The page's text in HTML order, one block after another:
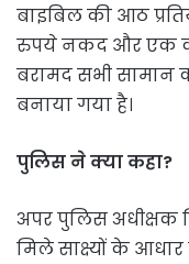
बाइबिल की आठ
रुपये नकद और एक
बरामद सभी सामान
बनाया गया है।
पुलिस ने क्या कहा?
अपर पुलिस अधीक्षक
मिले साक्ष्यों के